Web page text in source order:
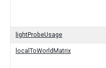
lightProbeUsage
localToWorldMatrix